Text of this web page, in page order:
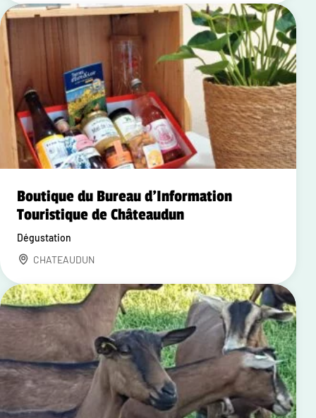
Boutique du Bureau d'Information
Touristique de Châteaudun
Dégustation
CHATEAUDUN